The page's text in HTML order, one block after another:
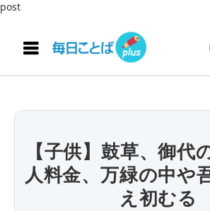
post
【子供】鼓草、御代
人料金、万緑の中や
え初むる